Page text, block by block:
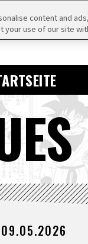
09.05.2026
content and
your use of our site